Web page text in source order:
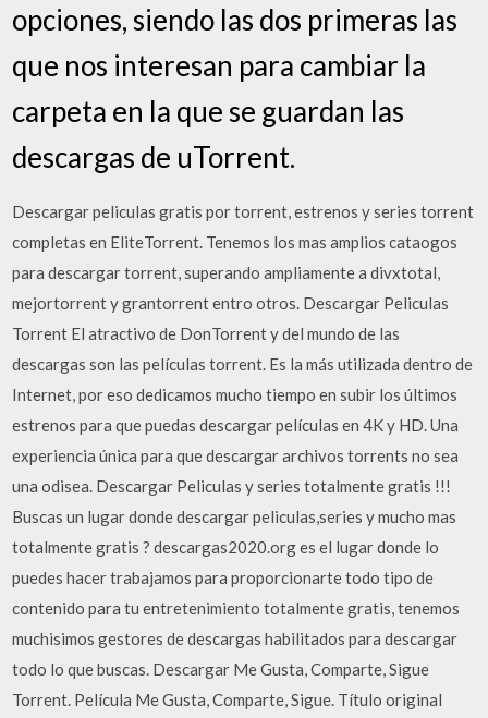
opciones, siendo las dos primeras las
que nos interesan para cambiar la
carpeta en la que se guardan las
descargas de uTorrent.
Descargar peliculas gratis por torrent, estrenos y series torrent
completas en EliteTorrent. Tenemos los mas amplios cataogos
para descargar torrent, superando ampliamente a divxtotal,
mejortorrent y grantorrent entro otros. Descargar Peliculas
Torrent El atractivo de DonTorrent y del mundo de las
descargas son las películas torrent. Es la más utilizada dentro de
Internet, por eso dedicamos mucho tiempo en subir los últimos
estrenos para que puedas descargar películas en 4K y HD. Una
experiencia única para que descargar archivos torrents no sea
una odisea. Descargar Peliculas y series totalmente gratis !!!
Buscas un lugar donde descargar peliculas,series y mucho mas
totalmente gratis ? descargas2020.org es el lugar donde lo
puedes hacer trabajamos para proporcionarte todo tipo de
contenido para tu entretenimiento totalmente gratis, tenemos
muchisimos gestores de descargas habilitados para descargar
todo lo que buscas. Descargar Me Gusta, Comparte, Sigue
Torrent. Película Me Gusta, Comparte, Sigue. Título original